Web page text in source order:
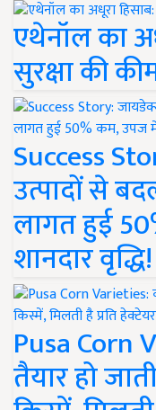
एथेनॉल का
सुरक्षा की
Success
उत्पादों से
लागत हुई
शानदार वृद्धि!
Pusa
तैयार हो